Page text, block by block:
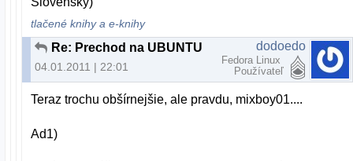
tlačené knihy a e-knihy
Re: Prechod na UBUNTU
04.01.2011 | 22:01
dodoedo
Fedora Linux
Používateľ
Teraz trochu obšírnejšie, ale pravdu, mixboy01....
Ad1)